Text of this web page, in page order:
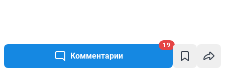
Комментарии
19